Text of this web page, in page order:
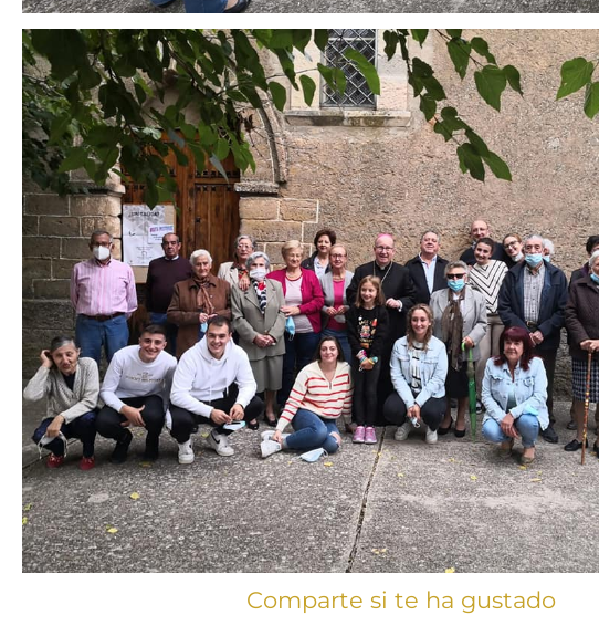
Comparte si te ha gustado